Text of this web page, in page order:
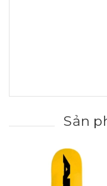
Sản